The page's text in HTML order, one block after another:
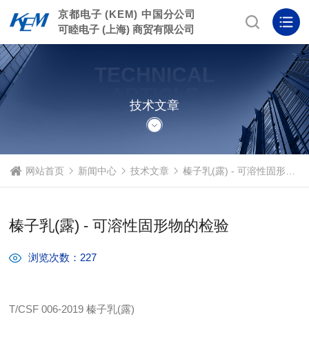
京都电子 (KEM) 中国分公司
可睦电子 (上海) 商贸有限公司
ARTICLE
技术文章
网站首页 新闻中心 技术文章 榛子乳(露) - 可溶性固形物的检验
榛子乳(露) - 可溶性固形物的检验
浏览次数：227
T/CSF 006-2019 榛子乳(露)